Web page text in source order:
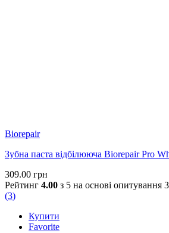
Biorepair
Зубна паста відбілююча Biorepair Pro
309.00 грн
Рейтинг 4.00 з 5 на основі опитування 3
(3)
Купити
Favorite